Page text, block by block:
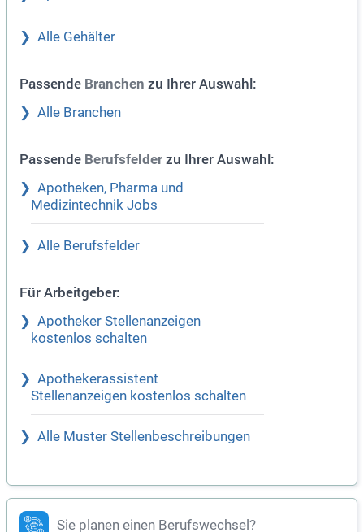
Alle Gehälter
Passende Branchen zu Ihrer Auswahl:
Alle Branchen
Passende Berufsfelder zu Ihrer Auswahl:
Apotheken, Pharma und
Medizintechnik Jobs
Alle Berufsfelder
Für Arbeitgeber:
Apotheker Stellenanzeigen
kostenlos schalten
Apothekerassistent
Stellenanzeigen kostenlos schalten
Alle Muster Stellenbeschreibungen
Sie planen einen Berufswechsel?